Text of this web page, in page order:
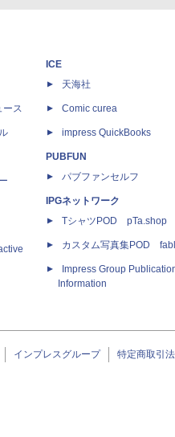
ース
ICE
天海社
Comic curea
impress QuickBooks
PUBFUN
パブファンセルフ
IPGネットワーク
TシャツPOD pTa.shop
カスタム写真集POD
Impress Group
Information
インプレスグループ 特定商取引